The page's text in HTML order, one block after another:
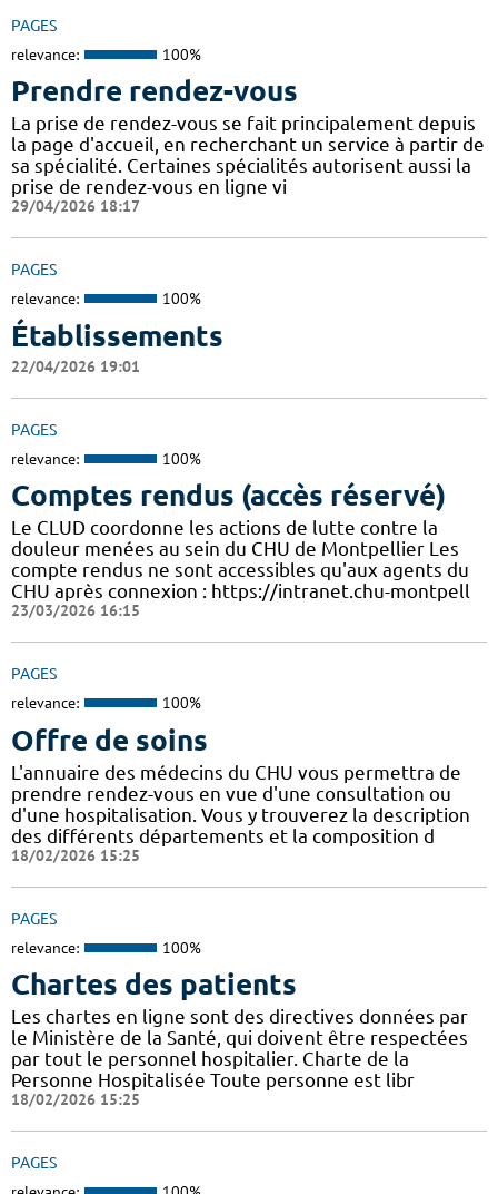
PAGES
relevance: 100%
Prendre rendez-vous
La prise de rendez-vous se fait principalement depuis
la page d'accueil, en recherchant un service à partir de
sa spécialité. Certaines spécialités autorisent aussi la
prise de rendez-vous en ligne vi
29/04/2026 18:17
PAGES
relevance: 100%
Établissements
22/04/2026 19:01
PAGES
relevance: 100%
Comptes rendus (accès réservé)
Le CLUD coordonne les actions de lutte contre la
douleur menées au sein du CHU de Montpellier Les
compte rendus ne sont accessibles qu'aux agents du
CHU après connexion : https://intranet.chu-montpell
23/03/2026 16:15
PAGES
relevance: 100%
Offre de soins
L'annuaire des médecins du CHU vous permettra de
prendre rendez-vous en vue d'une consultation ou
d'une hospitalisation. Vous y trouverez la description
des différents départements et la composition d
18/02/2026 15:25
PAGES
relevance: 100%
Chartes des patients
Les chartes en ligne sont des directives données par
le Ministère de la Santé, qui doivent être respectées
par tout le personnel hospitalier. Charte de la
Personne Hospitalisée Toute personne est libr
18/02/2026 15:25
PAGES